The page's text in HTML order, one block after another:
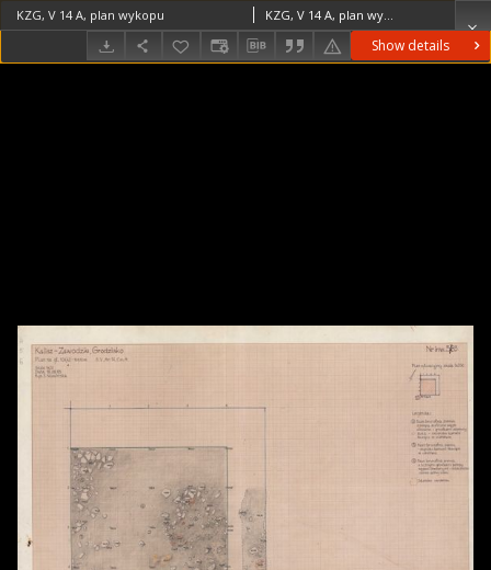
Show details
KZG, V 14 A, plan wykopu KZG, V 14 A, plan wykopu średniowiecze wczesne